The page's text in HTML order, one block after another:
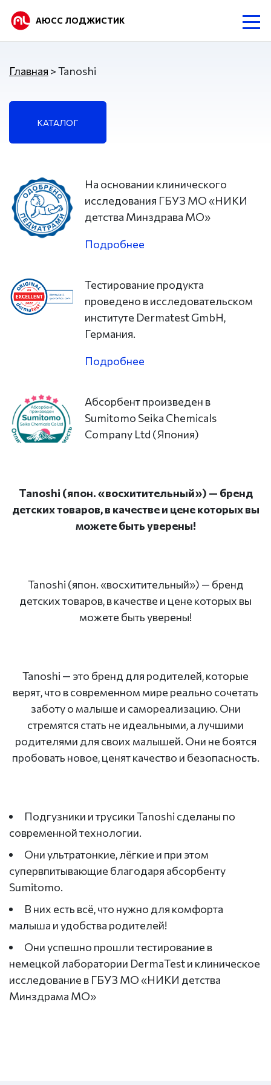
АЮСС ЛОДЖИСТИК
Главная Tanoshi
КАТАЛОГ
На основании клинического
исследования ГБУЗ МО «НИКИ
детства Минздрава МО»
Подробнее
Тестирование продукта
проведено в исследовательском
институте Dermatest GmbH,
Германия.
Подробнее
Абсорбент произведен в
Sumitomo Seika Chemicals
Company Ltd (Япония)
Tanoshi (япон. «восхитительный») — бренд
детских товаров, в качестве и цене которых вы
можете быть уверены!
Tanoshi (япон. «восхитительный») — бренд
детских товаров, в качестве и цене которых вы
можете быть уверены!
Tanoshi — это бренд для родителей, которые
верят, что в современном мире реально сочетать
заботу о малыше и самореализацию. Они
стремятся стать не идеальными, а лучшими
родителями для своих малышей. Они не боятся
пробовать новое, ценят качество и безопасность.
Подгузники и трусики Tanoshi сделаны по
современной технологии.
Они ультратонкие, лёгкие и при этом
супервпитывающие благодаря абсорбенту
Sumitomo.
В них есть всё, что нужно для комфорта
малыша и удобства родителей!
Они успешно прошли тестирование в
немецкой лаборатории DermaTest и клиническое
исследование в ГБУЗ МО «НИКИ детства
Минздрама МО»